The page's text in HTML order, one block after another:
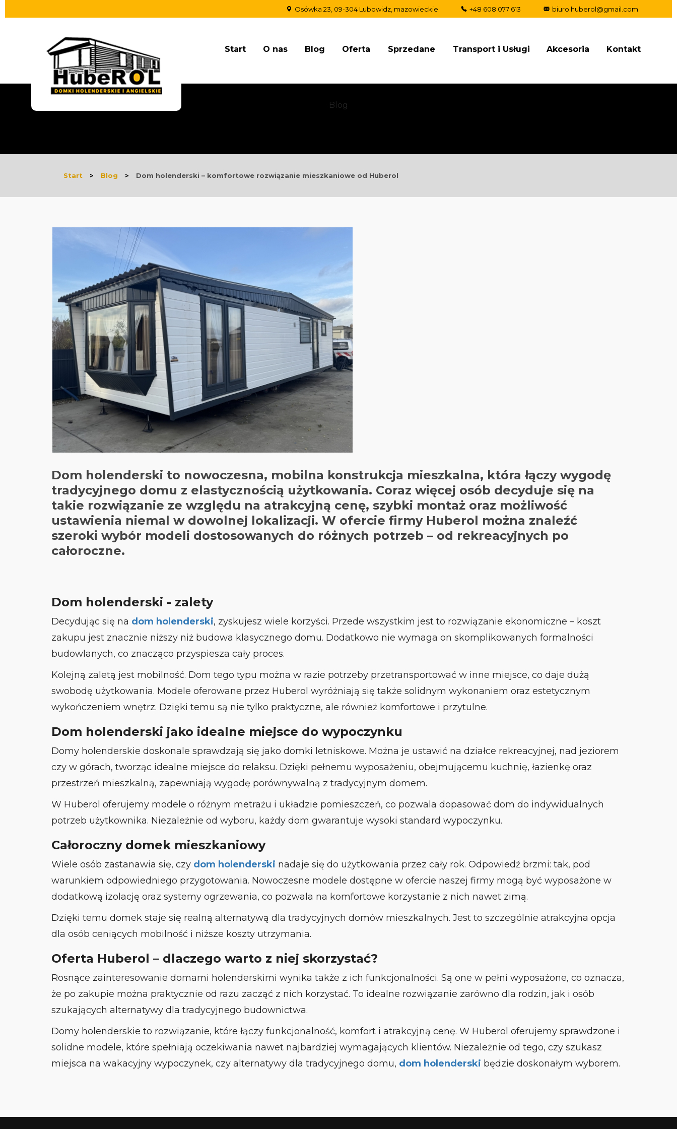
Osówka 23, 09-304 Lubowidz, mazowieckie +48 608 077 613 biuro.huberol@gmail.com
Start O nas Blog Oferta Sprzedane Transport i Usługi Akcesoria Kontakt
Blog
Start > Blog > Dom holenderski – komfortowe rozwiązanie mieszkaniowe od Huberol
Dom holenderski to nowoczesna, mobilna konstrukcja mieszkalna, która łączy wygodę
tradycyjnego domu z elastycznością użytkowania. Coraz więcej osób decyduje się na
takie rozwiązanie ze względu na atrakcyjną cenę, szybki montaż oraz możliwość
ustawienia niemal w dowolnej lokalizacji. W ofercie firmy Huberol można znaleźć
szeroki wybór modeli dostosowanych do różnych potrzeb – od rekreacyjnych po
całoroczne.
Dom holenderski - zalety
Decydując się na dom holenderski, zyskujesz wiele korzyści. Przede wszystkim jest to rozwiązanie ekonomiczne – koszt
zakupu jest znacznie niższy niż budowa klasycznego domu. Dodatkowo nie wymaga on skomplikowanych formalności
budowlanych, co znacząco przyspiesza cały proces.
Kolejną zaletą jest mobilność. Dom tego typu można w razie potrzeby przetransportować w inne miejsce, co daje dużą
swobodę użytkowania. Modele oferowane przez Huberol wyróżniają się także solidnym wykonaniem oraz estetycznym
wykończeniem wnętrz. Dzięki temu są nie tylko praktyczne, ale również komfortowe i przytulne.
Dom holenderski jako idealne miejsce do wypoczynku
Domy holenderskie doskonale sprawdzają się jako domki letniskowe. Można je ustawić na działce rekreacyjnej, nad jeziorem
czy w górach, tworząc idealne miejsce do relaksu. Dzięki pełnemu wyposażeniu, obejmującemu kuchnię, łazienkę oraz
przestrzeń mieszkalną, zapewniają wygodę porównywalną z tradycyjnym domem.
W Huberol oferujemy modele o różnym metrażu i układzie pomieszczeń, co pozwala dopasować dom do indywidualnych
potrzeb użytkownika. Niezależnie od wyboru, każdy dom gwarantuje wysoki standard wypoczynku.
Całoroczny domek mieszkaniowy
Wiele osób zastanawia się, czy dom holenderski nadaje się do użytkowania przez cały rok. Odpowiedź brzmi: tak, pod
warunkiem odpowiedniego przygotowania. Nowoczesne modele dostępne w ofercie naszej firmy mogą być wyposażone w
dodatkową izolację oraz systemy ogrzewania, co pozwala na komfortowe korzystanie z nich nawet zimą.
Dzięki temu domek staje się realną alternatywą dla tradycyjnych domów mieszkalnych. Jest to szczególnie atrakcyjna opcja
dla osób ceniących mobilność i niższe koszty utrzymania.
Oferta Huberol – dlaczego warto z niej skorzystać?
Rosnące zainteresowanie domami holenderskimi wynika także z ich funkcjonalności. Są one w pełni wyposażone, co oznacza,
że po zakupie można praktycznie od razu zacząć z nich korzystać. To idealne rozwiązanie zarówno dla rodzin, jak i osób
szukających alternatywy dla tradycyjnego budownictwa.
Domy holenderskie to rozwiązanie, które łączy funkcjonalność, komfort i atrakcyjną cenę. W Huberol oferujemy sprawdzone i
solidne modele, które spełniają oczekiwania nawet najbardziej wymagających klientów. Niezależnie od tego, czy szukasz
miejsca na wakacyjny wypoczynek, czy alternatywy dla tradycyjnego domu, dom holenderski będzie doskonałym wyborem.